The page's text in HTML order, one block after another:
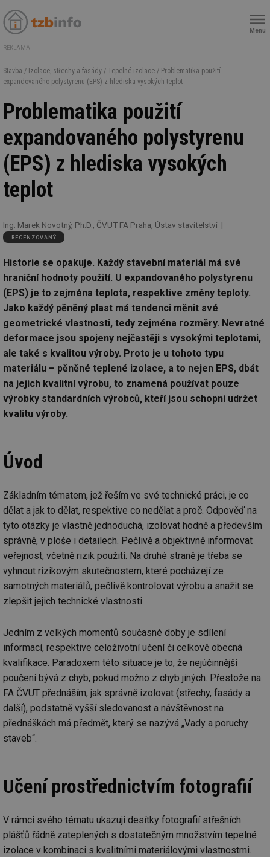
Menu
REKLAMA
Stavba / Izolace, střechy a fasády / Tepelné izolace / Problematika použití
expandovaného polystyrenu (EPS) z hlediska vysokých teplot
Problematika použití
expandovaného polystyrenu
(EPS) z hlediska vysokých
teplot
Ing. Marek Novotný, Ph.D., ČVUT FA Praha, Ústav stavitelství
RECENZOVANÝ
Historie se opakuje. Každý stavební materiál má své
hraniční hodnoty použití. U expandovaného polystyrenu
(EPS) je to zejména teplota, respektive změny teploty.
Jako každý pěněný plast má tendenci měnit své
geometrické vlastnosti, tedy zejména rozměry. Nevratné
deformace jsou spojeny nejčastěji s vysokými teplotami,
ale také s kvalitou výroby. Proto je u tohoto typu
materiálu – pěněné teplené izolace, a to nejen EPS, dbát
na jejich kvalitní výrobu, to znamená používat pouze
výrobky standardních výrobců, kteří jsou schopni udržet
kvalitu výroby.
Úvod
Základním tématem, jež řeším ve své technické práci, je co
dělat a jak to dělat, respektive co nedělat a proč. Odpověď na
tyto otázky je vlastně jednoduchá, izolovat hodně a především
správně, v ploše i detailech. Pečlivě a objektivně informovat
veřejnost, včetně rizik použití. Na druhé straně je třeba se
vyhnout rizikovým skutečnostem, které pocházejí ze
samotných materiálů, pečlivě kontrolovat výrobu a snažit se
zlepšit jejich technické vlastnosti.
Jedním z velkých momentů současné doby je sdílení
informací, respektive celoživotní učení či celkově obecná
kvalifikace. Paradoxem této situace je to, že nejúčinnější
poučení bývá z chyb, pokud možno z chyb jiných. Přestože na
FA ČVUT přednáším, jak správně izolovat (střechy, fasády a
další), podstatně vyšší sledovanost a návštěvnost na
přednáškách má předmět, který se nazývá „Vady a poruchy
staveb“.
Učení prostřednictvím fotografií
V rámci svého tématu ukazuji desítky fotografií střešních
plášťů řádně zateplených s dostatečným množstvím tepelné
izolace v kombinaci s kvalitními materiálovými vlastnostmi.